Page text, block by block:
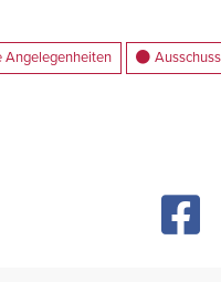
Angelegenheiten